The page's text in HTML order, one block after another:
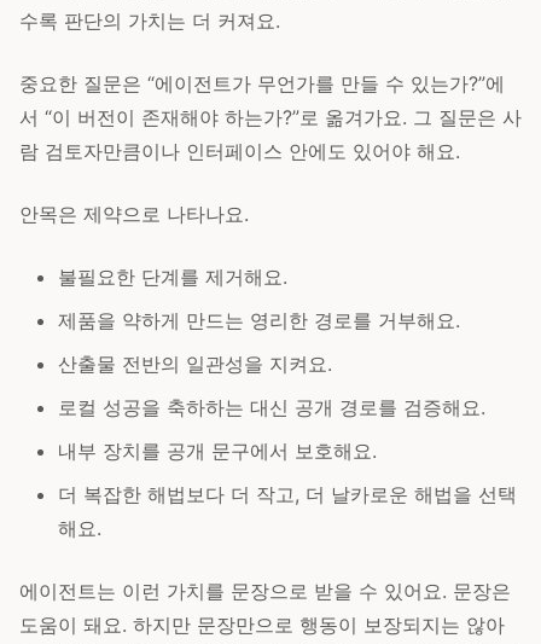
수록 판단의 가치는 더 커져요.
중요한 질문은 “에이전트가 무언가를 만들 수 있는가?”에
서 “이 버전이 존재해야 하는가?”로 옮겨가요. 그 질문은 사
람 검토자만큼이나 인터페이스 안에도 있어야 해요.
안목은 제약으로 나타나요.
불필요한 단계를 제거해요.
제품을 약하게 만드는 영리한 경로를 거부해요.
산출물 전반의 일관성을 지켜요.
로컬 성공을 축하하는 대신 공개 경로를 검증해요.
내부 장치를 공개 문구에서 보호해요.
더 복잡한 해법보다 더 작고, 더 날카로운 해법을 선택
해요.
에이전트는 이런 가치를 문장으로 받을 수 있어요. 문장은
도움이 돼요. 하지만 문장만으로 행동이 보장되지는 않아